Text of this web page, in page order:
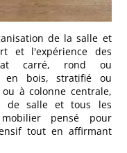
de la salle et
et l'expérience des
carré, rond ou
en bois, stratifié ou
à colonne centrale,
de salle et tous les
pensé pour
tout en affirmant